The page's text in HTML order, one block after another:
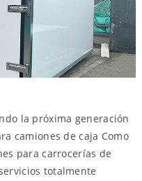
la próxima generación
camiones de caja Como
para carrocerías de
totalmente